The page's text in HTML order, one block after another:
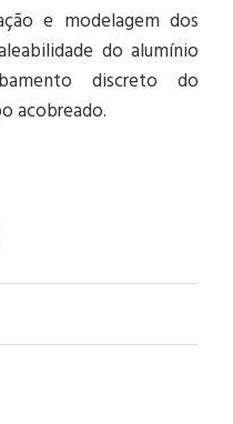
e modelagem dos
do alumínio
discreto do
acobreado.